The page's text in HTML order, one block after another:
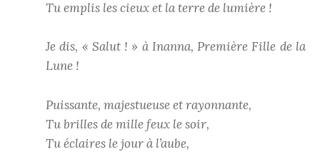
Tu emplis les cieux et la terre de lumière !
Je dis, « Salut ! » à Inanna, Première Fille de la
Lune !
Puissante, majestueuse et rayonnante,
Tu brilles de mille feux le soir,
Tu éclaires le jour à l’aube,